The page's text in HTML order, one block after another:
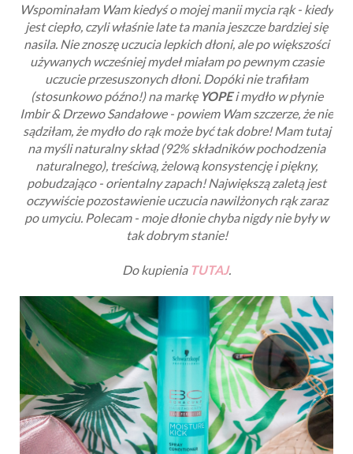
Wspominałam Wam kiedyś o mojej manii mycia rąk - kiedy
jest ciepło, czyli właśnie late ta mania jeszcze bardziej się
nasila. Nie znoszę uczucia lepkich dłoni, ale po większości
używanych wcześniej mydeł miałam po pewnym czasie
uczucie przesuszonych dłoni. Dopóki nie trafiłam
(stosunkowo późno!) na markę YOPEi mydło w płynie
Imbir & Drzewo Sandałowe - powiem Wam szczerze, że nie
sądziłam, że mydło do rąk może być tak dobre! Mam tutaj
na myśli naturalny skład (92% składników pochodzenia
naturalnego), treściwą, żelową konsystencję i piękny,
pobudzająco - orientalny zapach! Największą zaletą jest
oczywiście pozostawienie uczucia nawilżonych rąk zaraz
po umyciu. Polecam - moje dłonie chyba nigdy nie były w
tak dobrym stanie!
Do kupienia TUTAJ.